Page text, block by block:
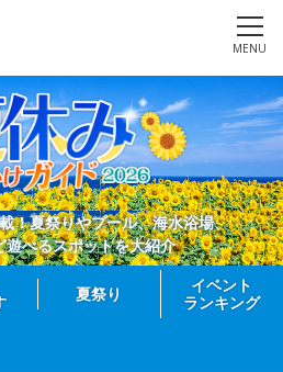
MENU
！夏祭りやプール、海水浴場、
遊べるスポットを大紹介
夏祭り
イベント
ランキング